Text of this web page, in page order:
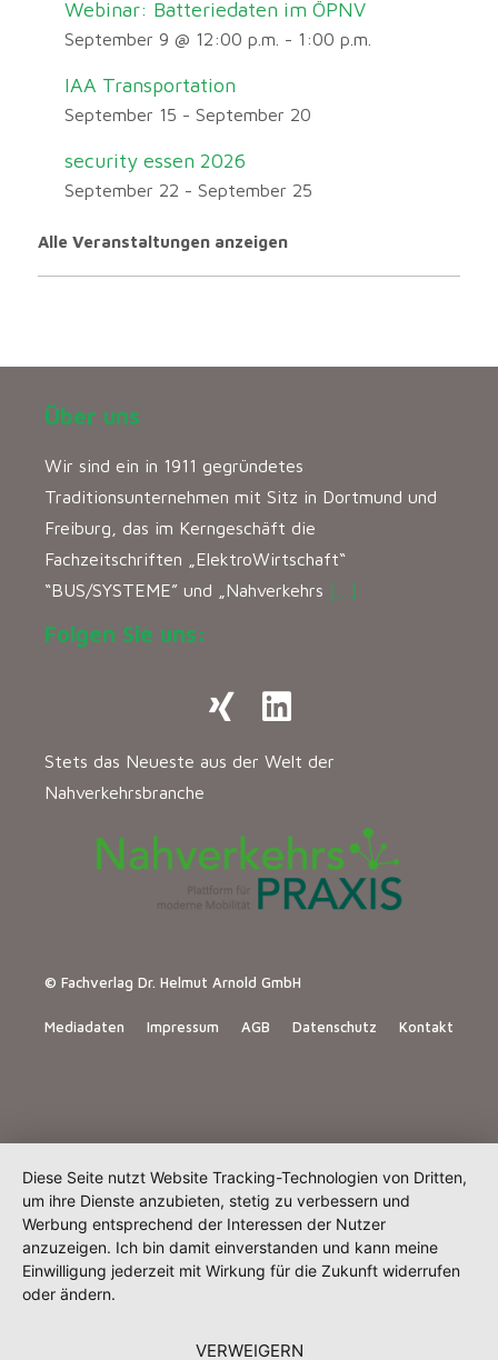
Webinar: Batteriedaten im ÖPNV
September 9 @ 12:00 p.m. - 1:00 p.m.
IAA Transportation
September 15 - September 20
security essen 2026
September 22 - September 25
Alle Veranstaltungen anzeigen
Über uns
Wir sind ein in 1911 gegründetes
Traditionsunternehmen mit Sitz in Dortmund und
Freiburg, das im Kerngeschäft die
Fachzeitschriften „ElektroWirtschaft“
“BUS/SYSTEME” und „Nahverkehrs […]
Folgen Sie uns:
Stets das Neueste aus der Welt der
Nahverkehrsbranche
© Fachverlag Dr. Helmut Arnold GmbH
Mediadaten Impressum AGB Datenschutz Kontakt
Diese Seite nutzt Website Tracking-Technologien von Dritten,
um ihre Dienste anzubieten, stetig zu verbessern und
Werbung entsprechend der Interessen der Nutzer
anzuzeigen. Ich bin damit einverstanden und kann meine
Einwilligung jederzeit mit Wirkung für die Zukunft widerrufen
oder ändern.
VERWEIGERN